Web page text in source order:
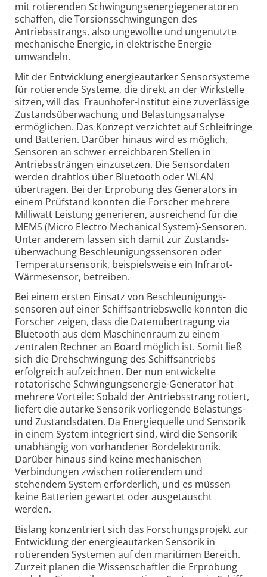
mit rotierenden Schwingungs­energie­generatoren
schaffen, die Torsions­schwingungen des
Antriebsstrangs, also ungewollte und ungenutzte
mechanische Energie, in elektrische Energie
umwandeln.
Mit der Entwicklung energie­autarker Sensorsysteme
für rotierende Systeme, die direkt an der Wirkstelle
sitzen, will das Fraunhofer-Institut eine zuverlässige
Zustands­überwachung und Belastungsanalyse
ermöglichen. Das Konzept verzichtet auf Schleifringe
und Batterien. Darüber hinaus wird es möglich,
Sensoren an schwer erreichbaren Stellen in
Antriebs­strängen einzusetzen. Die Sensordaten
werden drahtlos über Bluetooth oder WLAN
übertragen. Bei der Erprobung des Generators in
einem Prüfstand konnten die Forscher mehrere
Milliwatt Leistung generieren, ausreichend für die
MEMS (Micro Electro Mechanical System)-Sensoren.
Unter anderem lassen sich damit zur Zustands­
überwachung Beschleunigungs­sensoren oder
Temperatur­sensorik, beispielsweise ein Infrarot-
Wärmesensor, betreiben.
Bei einem ersten Einsatz von Beschleunigungs­
sensoren auf einer Schiffs­antriebswelle konnten die
Forscher zeigen, dass die Datenübertragung via
Bluetooth aus dem Maschinenraum zu einem
zentralen Rechner an Board möglich ist. Somit ließ
sich die Drehschwingung des Schiffsantriebs
erfolgreich aufzeichnen. Der nun entwickelte
rotatorische Schwingungs­energie-Generator hat
mehrere Vorteile: Sobald der Antriebsstrang rotiert,
liefert die autarke Sensorik vorliegende Belastungs-
und Zustands­daten. Da Energiequelle und Sensorik
in einem System integriert sind, wird die Sensorik
unabhängig von vorhandener Bord­elektronik.
Darüber hinaus sind keine mechanischen
Verbindungen zwischen rotierendem und
stehendem System erforderlich, und es müssen
keine Batterien gewartet oder ausgetauscht
werden.
Bislang konzentriert sich das Forschungs­projekt zur
Entwicklung der energieautarken Sensorik in
rotierenden Systemen auf den maritimen Bereich.
Zurzeit planen die Wissenschaftler die Erprobung